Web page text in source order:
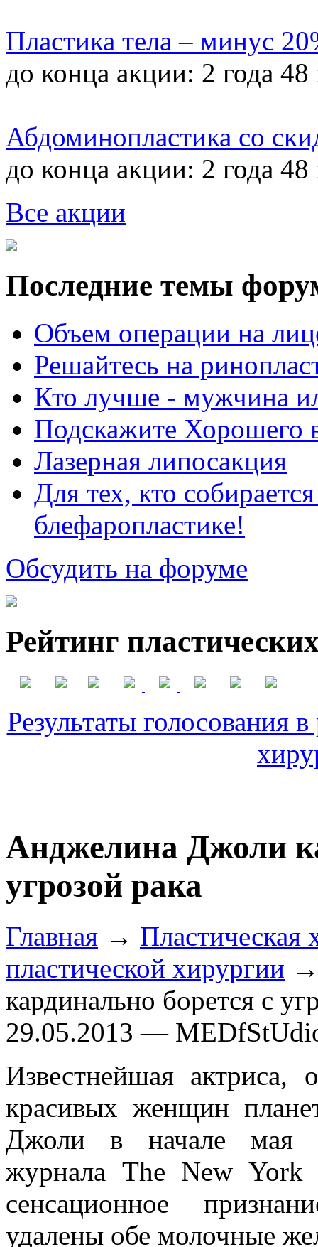
Пластика тела – минус
до конца акции: 2 года 48
Абдоминопластика со
до конца акции: 2 года 48
Все акции
Последние темы
Объем операции на
Решайтесь на
Кто лучше - мужчина
Подскажите Хорошего
Лазерная липосакция
Для тех, кто
блефаропластике!
Обсудить на форуме
Рейтинг
Результаты голосования
Анджелина Джоли
угрозой рака
Главная → Пластическая
пластической хирургии
кардинально борется с
29.05.2013 —
Известнейшая актриса,
красивых женщин
Джоли в начале мая
журнала The New York
сенсационное
удалены обе молочные